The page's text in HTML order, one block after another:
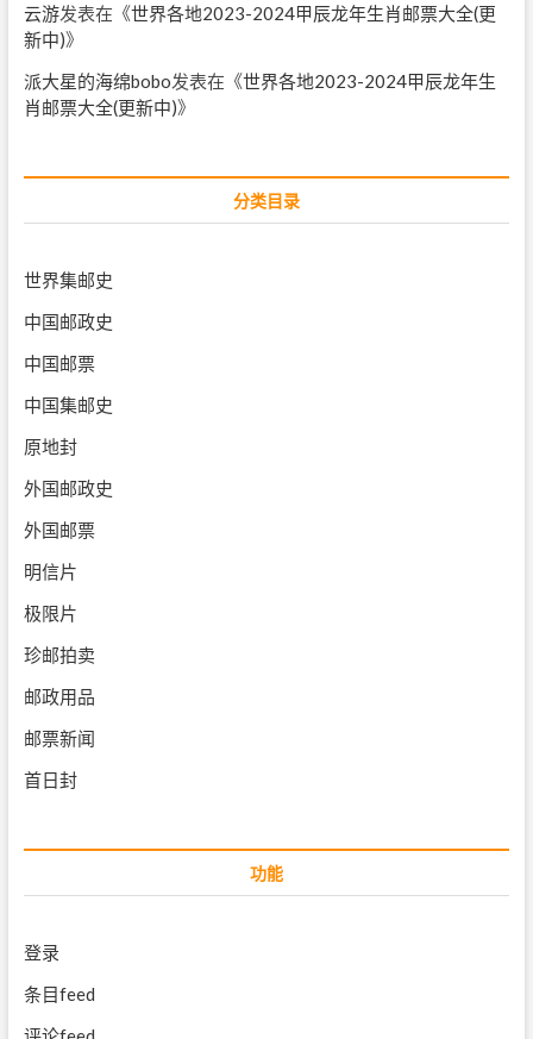
云游发表在《世界各地2023-2024甲辰龙年生肖邮票大全(更
新中)》
派大星的海绵bobo发表在《世界各地2023-2024甲辰龙年生
肖邮票大全(更新中)》
分类目录
世界集邮史
中国邮政史
中国邮票
中国集邮史
原地封
外国邮政史
外国邮票
明信片
极限片
珍邮拍卖
邮政用品
邮票新闻
首日封
功能
登录
条目feed